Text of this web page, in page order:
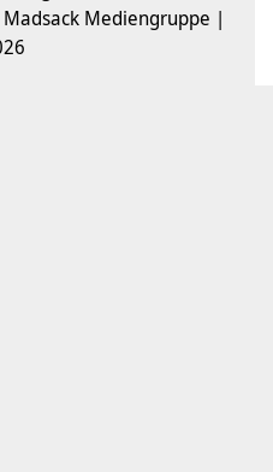
Mediengruppe |